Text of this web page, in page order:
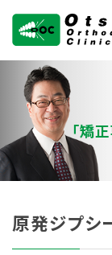
大塚矯正歯科
ック
「矯
原発ジプシ